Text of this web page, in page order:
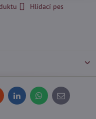
Hlídací pes
LinkedInWhatsApp
E-
mail